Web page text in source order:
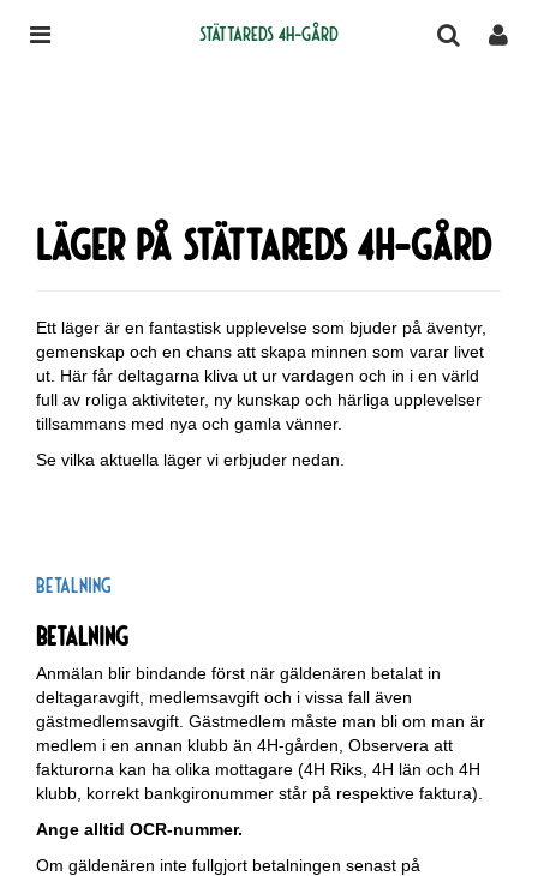
Stättareds 4H-gård
Läger på Stättareds 4H-gård
Ett läger är en fantastisk upplevelse som bjuder på äventyr,
gemenskap och en chans att skapa minnen som varar livet
ut. Här får deltagarna kliva ut ur vardagen och in i en värld
full av roliga aktiviteter, ny kunskap och härliga upplevelser
tillsammans med nya och gamla vänner.
Se vilka aktuella läger vi erbjuder nedan.
Betalning
Betalning
Anmälan blir bindande först när gäldenären betalat in
deltagaravgift, medlemsavgift och i vissa fall även
gästmedlemsavgift. Gästmedlem måste man bli om man är
medlem i en annan klubb än 4H-gården, Observera att
fakturorna kan ha olika mottagare (4H Riks, 4H län och 4H
klubb, korrekt bankgironummer står på respektive faktura).
Ange alltid OCR-nummer.
Om gäldenären inte fullgjort betalningen senast på